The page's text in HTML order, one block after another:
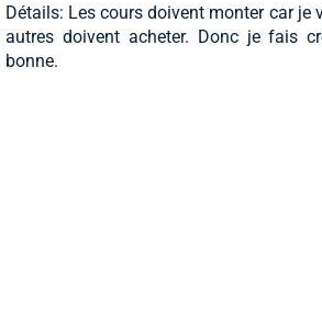
Détails: Les cours doivent monter car je
autres doivent acheter. Donc je fais
bonne.